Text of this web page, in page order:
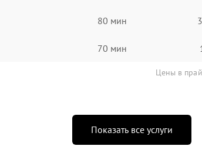
80 мин
70 мин
Цены в
Показать все услуги